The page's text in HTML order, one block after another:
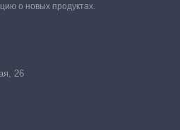
о новых продуктах.
26